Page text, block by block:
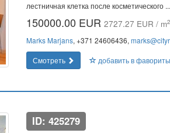
лестничная клетка после косметического ...
150000.00 EUR 2727.27 EUR / m2
Marks Marjans, +371 24606436,
Смотреть
добавить в фавориты
ID: 425279